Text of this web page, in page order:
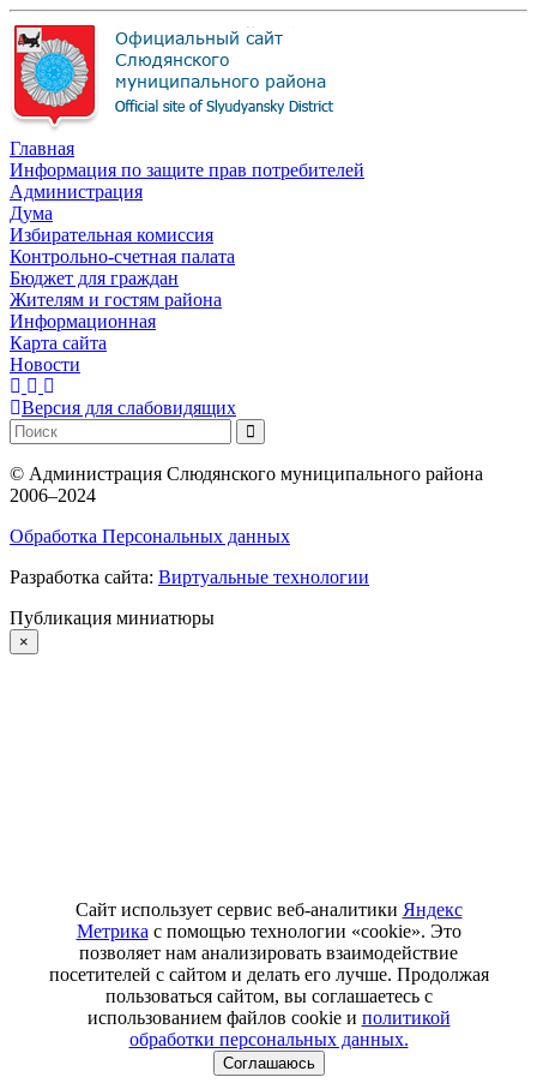
Главная
Информация по защите прав потребителей
Администрация
Дума
Избирательная комиссия
Контрольно-счетная палата
Бюджет для граждан
Жителям и гостям района
Информационная
Карта сайта
Новости
Версия для слабовидящих
© Администрация Слюдянского муниципального района
2006–2024
Обработка Персональных данных
Разработка сайта: Виртуальные технологии
Публикация миниатюры
×
Сайт использует сервис веб-аналитики Яндекс
Метрика с помощью технологии «cookie». Это
позволяет нам анализировать взаимодействие
посетителей с сайтом и делать его лучше. Продолжая
пользоваться сайтом, вы соглашаетесь с
использованием файлов cookie и политикой
обработки персональных данных.
Соглашаюсь